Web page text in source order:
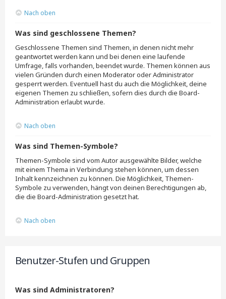
Nach oben
Was sind geschlossene Themen?
Geschlossene Themen sind Themen, in denen nicht mehr
geantwortet werden kann und bei denen eine laufende
Umfrage, falls vorhanden, beendet wurde. Themen können aus
vielen Gründen durch einen Moderator oder Administrator
gesperrt werden. Eventuell hast du auch die Möglichkeit, deine
eigenen Themen zu schließen, sofern dies durch die Board-
Administration erlaubt wurde.
Nach oben
Was sind Themen-Symbole?
Themen-Symbole sind vom Autor ausgewählte Bilder, welche
mit einem Thema in Verbindung stehen können, um dessen
Inhalt kennzeichnen zu können. Die Möglichkeit, Themen-
Symbole zu verwenden, hängt von deinen Berechtigungen ab,
die die Board-Administration gesetzt hat.
Nach oben
Benutzer-Stufen und Gruppen
Was sind Administratoren?